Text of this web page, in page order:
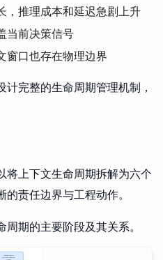
，推理成本和延迟急剧上升
当前决策信号
窗口也存在物理边界
完整的生命周期管理机制，
将上下文生命周期拆解为六个
责任边界与工程动作。
期的主要阶段及其关系。